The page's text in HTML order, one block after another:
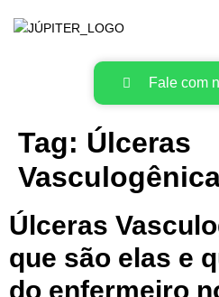
Fale com
Tag: Úlceras
Úlceras
que são elas e
do enfermeiro